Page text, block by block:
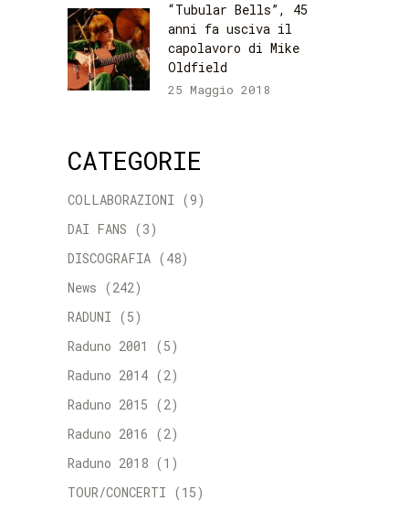
“Tubular Bells”, 45
anni fa usciva il
capolavoro di Mike
Oldfield
25 Maggio 2018
CATEGORIE
COLLABORAZIONI (9)
DAI FANS (3)
DISCOGRAFIA (48)
News (242)
RADUNI (5)
Raduno 2001
(5)
Raduno 2014 (2)
Raduno 2015 (2)
Raduno 2016 (2)
Raduno 2018 (1)
TOUR/CONCERTI (15)